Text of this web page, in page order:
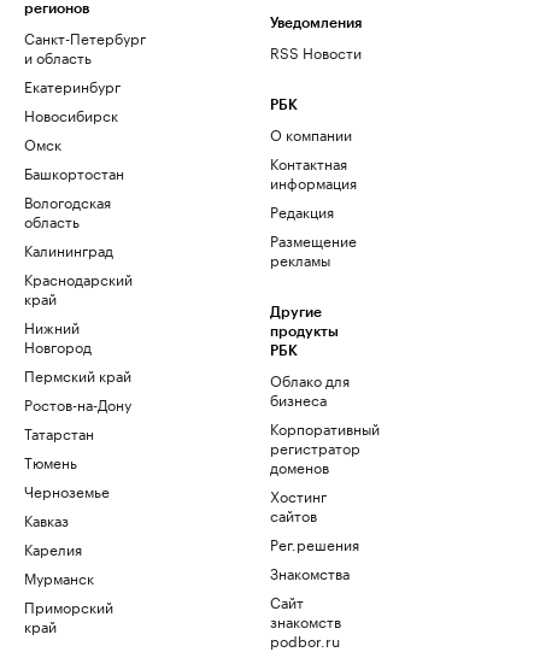
регионов
Санкт-Петербург
и область
Екатеринбург
Новосибирск
Омск
Башкортостан
Вологодская
область
Калининград
Краснодарский
край
Нижний
Новгород
Пермский край
Ростов-на-Дону
Татарстан
Тюмень
Черноземье
Кавказ
Карелия
Мурманск
Приморский
край
Уведомления
RSS Новости
РБК
О компании
Контактная
информация
Редакция
Размещение
рекламы
Другие
продукты
РБК
Облако для
бизнеса
Корпоративный
регистратор
доменов
Хостинг
сайтов
Рег.решения
Знакомства
Сайт
знакомств
podbor.ru